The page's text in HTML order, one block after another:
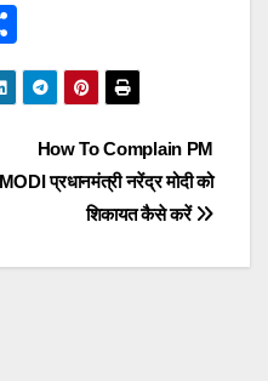
h
ar
How To Complain PM
MODI प्रधानमंत्री नरेंद्र मोदी को
शिकायत कैसे करें